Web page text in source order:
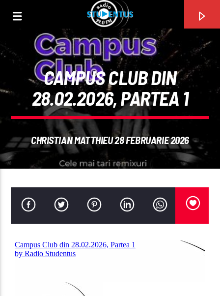
TITLU
ARTIST
Radio Studentus
CAMPUS CLUB DIN
28.02.2026, PARTEA 1
CHRISTIAN MATTHIEU 28 FEBRUARIE 2026